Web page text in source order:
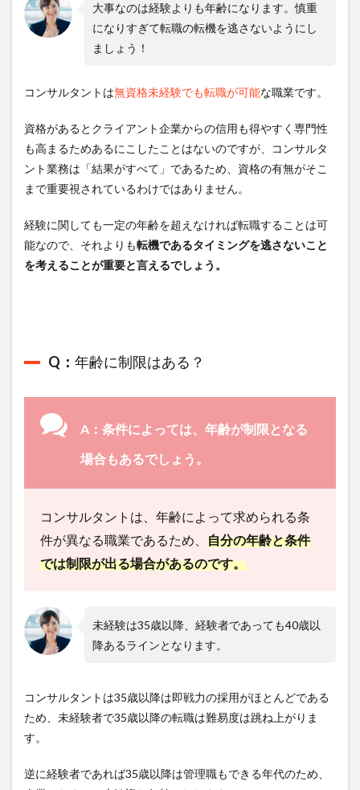
大事なのは経験よりも年齢になります。慎重
になりすぎて転職の転機を逃さないようにし
ましょう！
コンサルタントは無資格未経験でも転職が可能な職業です。
資格があるとクライアント企業からの信用も得やすく専門性
も高まるためあるにこしたことはないのですが、コンサルタ
ント業務は「結果がすべて」であるため、資格の有無がそこ
まで重要視されているわけではありません。
経験に関しても一定の年齢を超えなければ転職することは可
能なので、それよりも転機であるタイミングを逃さないこと
を考えることが重要と言えるでしょう。
Q： 年齢に制限はある？
A：条件によっては、年齢が制限となる
場合もあるでしょう。
コンサルタントは、年齢によって求められる条
件が異なる職業であるため、 自分の年齢と条件
では制限が出る場合があるのです。
未経験は35歳以降、経験者であっても40歳以
降あるラインとなります。
コンサルタントは35歳以降は即戦力の採用がほとんどである
ため、未経験者で35歳以降の転職は難易度は跳ね上がりま
す。
逆に経験者であれば35歳以降は管理職もできる年代のため、